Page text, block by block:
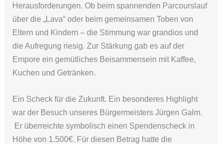
Herausforderungen. Ob beim spannenden Parcourslauf
über die „Lava“ oder beim gemeinsamen Toben von
Eltern und Kindern – die Stimmung war grandios und
die Aufregung riesig. Zur Stärkung gab es auf der
Empore ein gemütliches Beisammensein mit Kaffee,
Kuchen und Getränken.
Ein Scheck für die Zukunft. Ein besonderes Highlight
war der Besuch unseres Bürgermeisters Jürgen Galm.
Er überreichte symbolisch einen Spendenscheck in
Höhe von 1.500€. Für diesen Betrag hatte die